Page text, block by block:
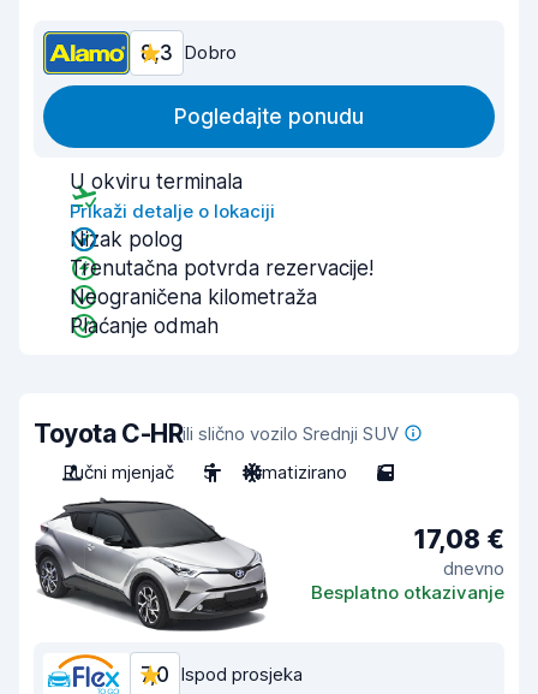
8,3 Dobro
Pogledajte ponudu
U okviru terminala
Prikaži detalje o lokaciji
Nizak polog
Trenutačna potvrda rezervacije!
Neograničena kilometraža
Plaćanje odmah
Toyota C-HRili slično vozilo Srednji SUV
Ručni mjenjač
5 Klimatizirano 5
17,08 €
dnevno
Besplatno otkazivanje
7,0 Ispod prosjeka